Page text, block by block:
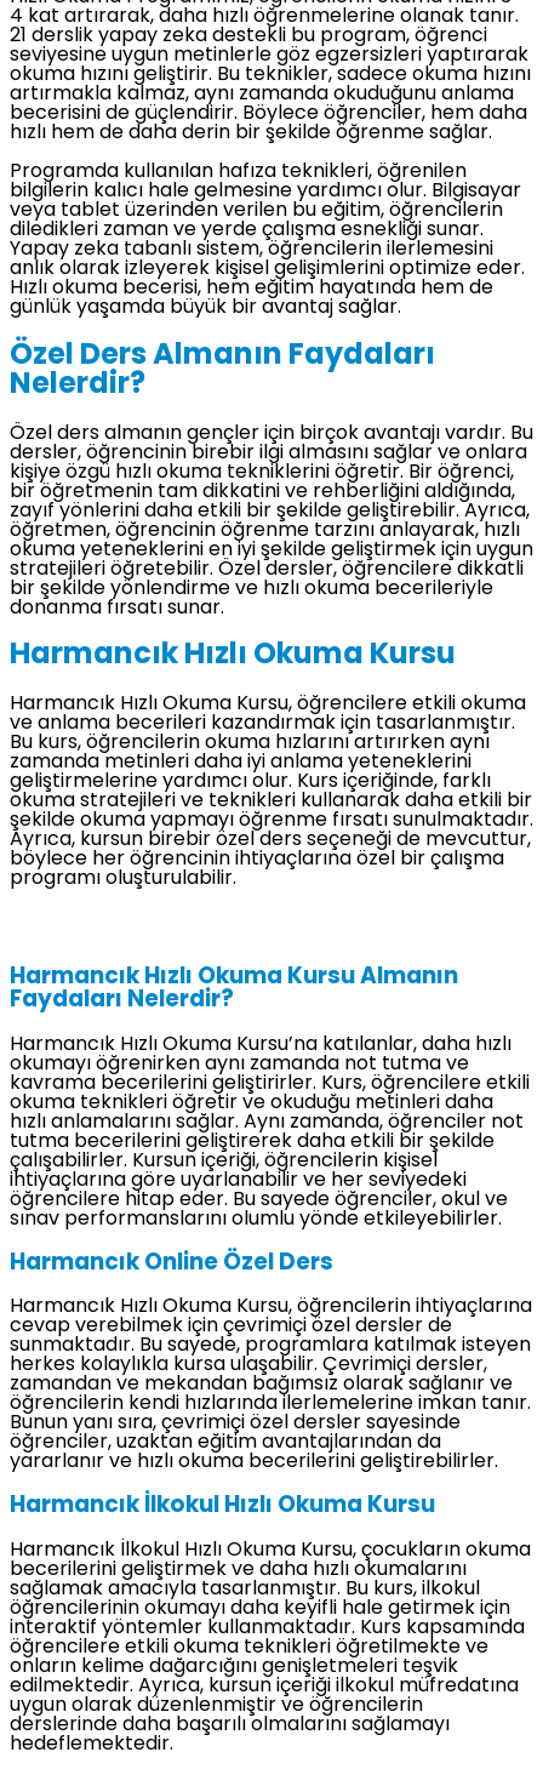
4 kat artırarak, daha hızlı öğrenmelerine olanak tanır.
21 derslik yapay zeka destekli bu program, öğrenci
seviyesine uygun metinlerle göz egzersizleri yaptırarak
okuma hızını geliştirir. Bu teknikler, sadece okuma hızını
artırmakla kalmaz, aynı zamanda okuduğunu anlama
becerisini de güçlendirir. Böylece öğrenciler, hem daha
hızlı hem de daha derin bir şekilde öğrenme sağlar.
Programda kullanılan hafıza teknikleri, öğrenilen
bilgilerin kalıcı hale gelmesine yardımcı olur. Bilgisayar
veya tablet üzerinden verilen bu eğitim, öğrencilerin
diledikleri zaman ve yerde çalışma esnekliği sunar.
Yapay zeka tabanlı sistem, öğrencilerin ilerlemesini
anlık olarak izleyerek kişisel gelişimlerini optimize eder.
Hızlı okuma becerisi, hem eğitim hayatında hem de
günlük yaşamda büyük bir avantaj sağlar.
Özel Ders Almanın Faydaları
Nelerdir?
Özel ders almanın gençler için birçok avantajı vardır. Bu
dersler, öğrencinin birebir ilgi almasını sağlar ve onlara
kişiye özgü hızlı okuma tekniklerini öğretir. Bir öğrenci,
bir öğretmenin tam dikkatini ve rehberliğini aldığında,
zayıf yönlerini daha etkili bir şekilde geliştirebilir. Ayrıca,
öğretmen, öğrencinin öğrenme tarzını anlayarak, hızlı
okuma yeteneklerini en iyi şekilde geliştirmek için uygun
stratejileri öğretebilir. Özel dersler, öğrencilere dikkatli
bir şekilde yönlendirme ve hızlı okuma becerileriyle
donanma fırsatı sunar.
Harmancık Hızlı Okuma Kursu
Harmancık Hızlı Okuma Kursu, öğrencilere etkili okuma
ve anlama becerileri kazandırmak için tasarlanmıştır.
Bu kurs, öğrencilerin okuma hızlarını artırırken aynı
zamanda metinleri daha iyi anlama yeteneklerini
geliştirmelerine yardımcı olur. Kurs içeriğinde, farklı
okuma stratejileri ve teknikleri kullanarak daha etkili bir
şekilde okuma yapmayı öğrenme fırsatı sunulmaktadır.
Ayrıca, kursun birebir özel ders seçeneği de mevcuttur,
böylece her öğrencinin ihtiyaçlarına özel bir çalışma
programı oluşturulabilir.
Harmancık Hızlı Okuma Kursu Almanın
Faydaları Nelerdir?
Harmancık Hızlı Okuma Kursu’na katılanlar, daha hızlı
okumayı öğrenirken aynı zamanda not tutma ve
kavrama becerilerini geliştirirler. Kurs, öğrencilere etkili
okuma teknikleri öğretir ve okuduğu metinleri daha
hızlı anlamalarını sağlar. Aynı zamanda, öğrenciler not
tutma becerilerini geliştirerek daha etkili bir şekilde
çalışabilirler. Kursun içeriği, öğrencilerin kişisel
ihtiyaçlarına göre uyarlanabilir ve her seviyedeki
öğrencilere hitap eder. Bu sayede öğrenciler, okul ve
sınav performanslarını olumlu yönde etkileyebilirler.
Harmancık Online Özel Ders
Harmancık Hızlı Okuma Kursu, öğrencilerin ihtiyaçlarına
cevap verebilmek için çevrimiçi özel dersler de
sunmaktadır. Bu sayede, programlara katılmak isteyen
herkes kolaylıkla kursa ulaşabilir. Çevrimiçi dersler,
zamandan ve mekandan bağımsız olarak sağlanır ve
öğrencilerin kendi hızlarında ilerlemelerine imkan tanır.
Bunun yanı sıra, çevrimiçi özel dersler sayesinde
öğrenciler, uzaktan eğitim avantajlarından da
yararlanır ve hızlı okuma becerilerini geliştirebilirler.
Harmancık İlkokul Hızlı Okuma Kursu
Harmancık İlkokul Hızlı Okuma Kursu, çocukların okuma
becerilerini geliştirmek ve daha hızlı okumalarını
sağlamak amacıyla tasarlanmıştır. Bu kurs, ilkokul
öğrencilerinin okumayı daha keyifli hale getirmek için
interaktif yöntemler kullanmaktadır. Kurs kapsamında
öğrencilere etkili okuma teknikleri öğretilmekte ve
onların kelime dağarcığını genişletmeleri teşvik
edilmektedir. Ayrıca, kursun içeriği ilkokul müfredatına
uygun olarak düzenlenmiştir ve öğrencilerin
derslerinde daha başarılı olmalarını sağlamayı
hedeflemektedir.